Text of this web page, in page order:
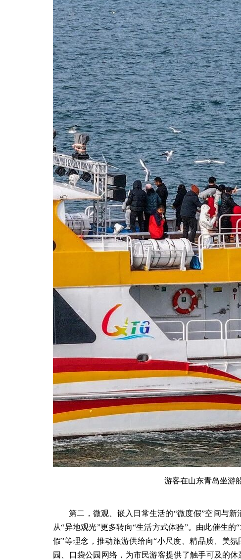
游客在山东青岛坐游
第二，微观、嵌入日常生活的“微度假”空间与
从“异地观光”更多转向“生活方式体验”。由此催生的
假”等理念，推动旅游供给向“小尺度、精品质、美
园、口袋公园网络，为市民游客提供了触手可及的